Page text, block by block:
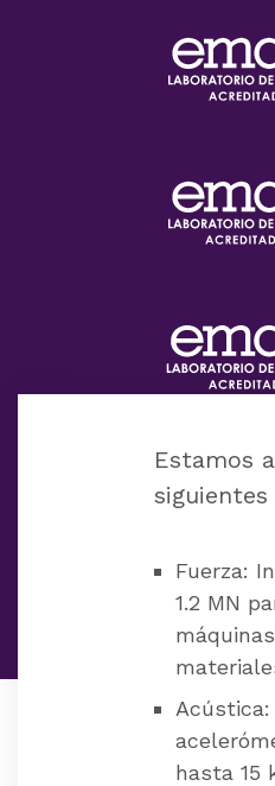
Estamos
Fuerza:
1.2 MN
hasta 15